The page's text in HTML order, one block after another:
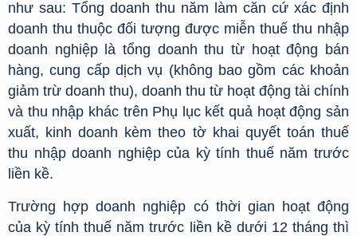
như sau: Tổng doanh thu năm làm căn cứ xác định
doanh thu thuộc đối tượng được miễn thuế thu nhập
doanh nghiệp là tổng doanh thu từ hoạt động bán
hàng, cung cấp dịch vụ (không bao gồm các khoản
giảm trừ doanh thu), doanh thu từ hoạt động tài chính
và thu nhập khác trên Phụ lục kết quả hoạt động sản
xuất, kinh doanh kèm theo tờ khai quyết toán thuế
thu nhập doanh nghiệp của kỳ tính thuế năm trước
liền kề.
Trường hợp doanh nghiệp có thời gian hoạt động
của kỳ tính thuế năm trước liền kề dưới 12 tháng thì